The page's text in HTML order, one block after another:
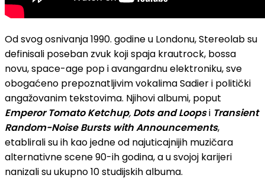
Od svog osnivanja 1990. godine u Londonu, Stereolab su
definisali poseban zvuk koji spaja krautrock, bossa
novu, space-age pop i avangardnu elektroniku, sve
obogaćeno prepoznatljivim vokalima Sadier i politički
angažovanim tekstovima. Njihovi albumi, poput
Emperor Tomato Ketchup, Dots and Loopsi Transient
Random-Noise Bursts with Announcements,
etablirali su ih kao jedne od najuticajnijih muzičara
alternativne scene 90-ih godina, a u svojoj karijeri
nanizali su ukupno 10 studijskih albuma.